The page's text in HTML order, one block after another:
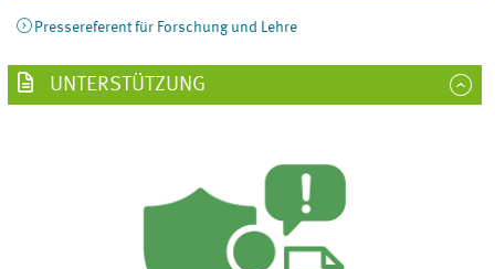
Pressereferent für Forschung und Lehre
UNTERSTÜTZUNG